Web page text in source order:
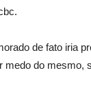
de fato iria
do mesmo,